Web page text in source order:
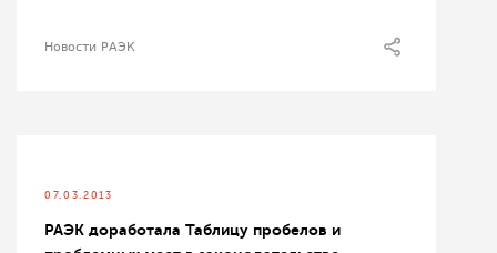
Новости РАЭК
07.03.2013
РАЭК доработала Таблицу пробелов и